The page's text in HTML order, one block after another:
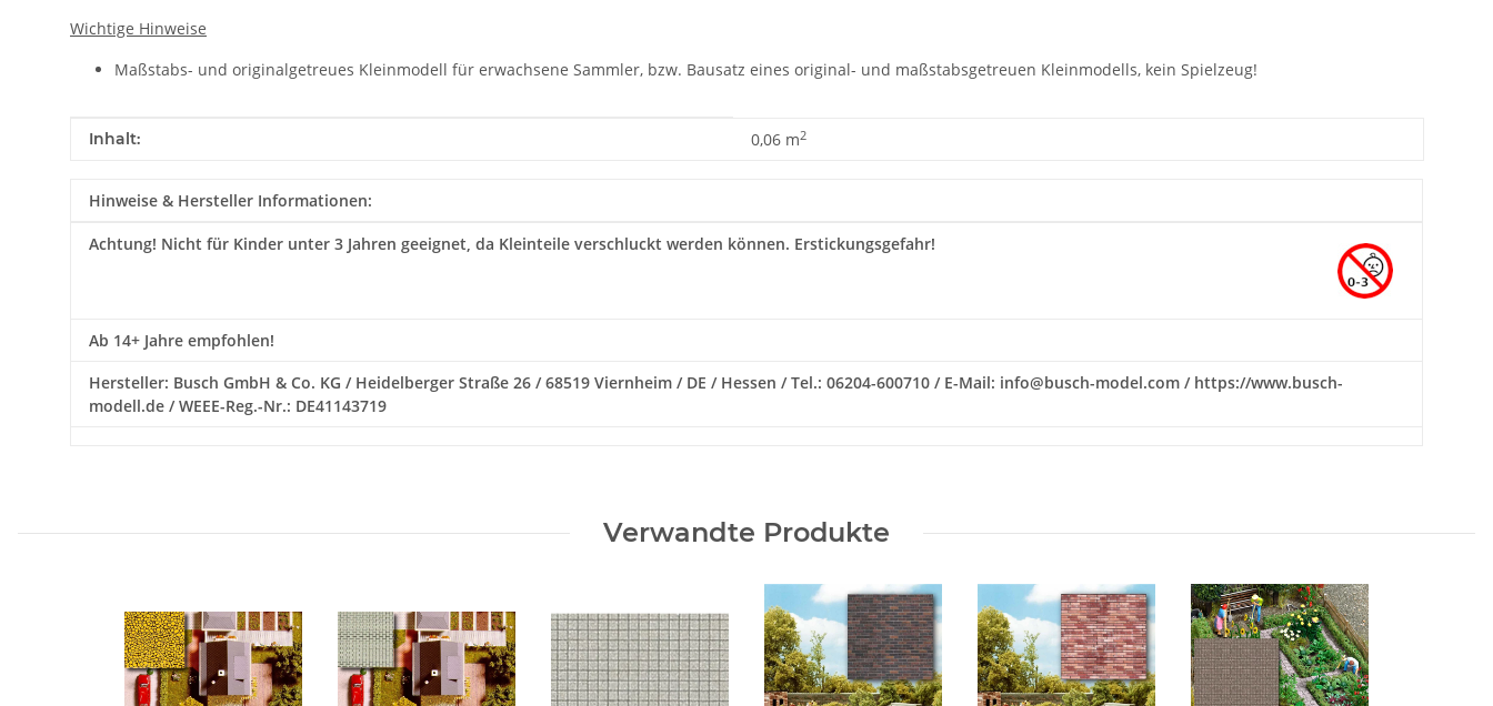
Wichtige Hinweise
Maßstabs- und originalgetreues Kleinmodell für erwachsene Sammler, bzw. Bausatz eines original- und maßstabsgetreuen Kleinmodells, kein Spielzeug!
Produkteigenschaft
Wert
Inhalt: 0,06 m2
Hinweise & Hersteller Informationen:
Achtung! Nicht für Kinder unter 3 Jahren geeignet, da Kleinteile verschluckt werden können. Erstickungsgefahr!
Ab 14+ Jahre empfohlen!
Hersteller: Busch GmbH & Co. KG / Heidelberger Straße 26 / 68519 Viernheim / DE / Hessen / Tel.: 06204-600710 / E-Mail: info@busch-model.com / https://www.busch-
modell.de / WEEE-Reg.-Nr.: DE41143719
Verwandte Produkte